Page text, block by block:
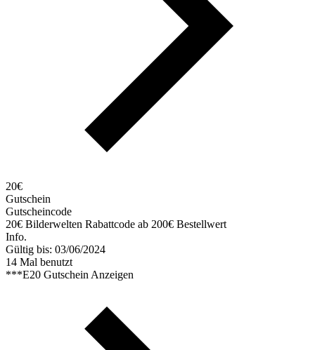
20€
Gutschein
Gutscheincode
20€ Bilderwelten Rabattcode ab 200€ Bestellwert
Info.
Gültig bis: 03/06/2024
14 Mal benutzt
***E20 Gutschein Anzeigen